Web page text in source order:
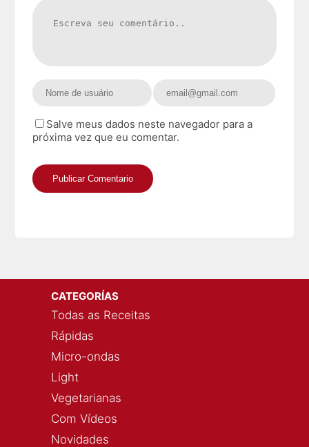
Salve meus dados neste navegador para a
próxima vez que eu comentar.
CATEGORÍAS
Todas as Receitas
Rápidas
Micro-ondas
Light
Vegetarianas
Com Vídeos
Novidades